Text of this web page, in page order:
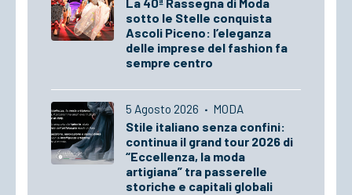
sotto le Stelle conquista
Ascoli Piceno: l’eleganza
delle imprese del fashion fa
sempre centro
5 Agosto 2026 · MODA
Stile italiano senza confini:
continua il grand tour 2026 di
“Eccellenza, la moda
artigiana” tra passerelle
storiche e capitali globali